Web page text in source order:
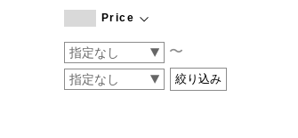
COGTHEBIGSMOKE
CONVERSE
DEAN & DELUCA
Price
〜